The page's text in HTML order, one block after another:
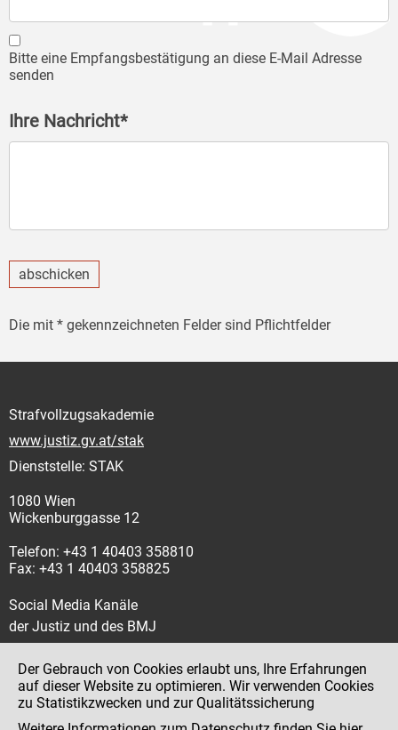
Bitte eine Empfangsbestätigung an diese E-Mail Adresse
senden
Ihre Nachricht*
abschicken
Die mit * gekennzeichneten Felder sind Pflichtfelder
Strafvollzugsakademie
www.justiz.gv.at/stak
Dienststelle: STAK
1080 Wien
Wickenburggasse 12
Telefon: +43 1 40403 358810
Fax: +43 1 40403 358825
Social Media Kanäle
der Justiz und des BMJ
Impressum
Der Gebrauch von Cookies erlaubt uns, Ihre Erfahrungen
auf dieser Website zu optimieren. Wir verwenden Cookies
zu Statistikzwecken und zur Qualitätssicherung